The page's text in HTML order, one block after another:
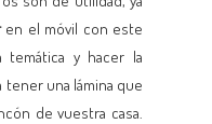
en el móvil con este
temática y hacer la
una lámina que
de vuestra casa.